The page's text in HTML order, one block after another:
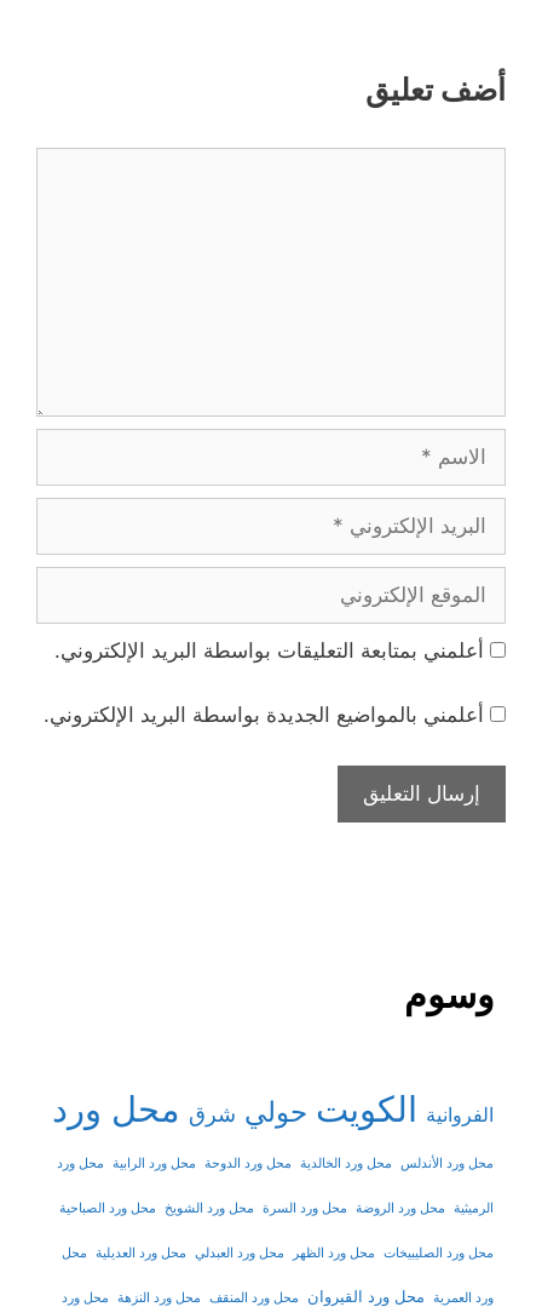
أضف تعليق
الإلكتروني
الإلكتروني
أعلمني بمتابعة التعليقات بواسطة البريد الإلكتروني.
أعلمني بالمواضيع الجديدة بواسطة البريد الإلكتروني.
وسوم
الفروانية الكويت حولي شرق محل ورد
محل ورد الأندلس محل ورد الخالدية محل ورد الدوحة محل ورد الرابية محل ورد
الرميثية محل ورد الروضة محل ورد السرة محل ورد الشويخ محل ورد الصباحية
محل ورد الصليبيخات محل ورد الظهر محل ورد العبدلي محل ورد العديلية محل
ورد العمرية محل ورد القيروان محل ورد المنقف محل ورد النزهة محل ورد